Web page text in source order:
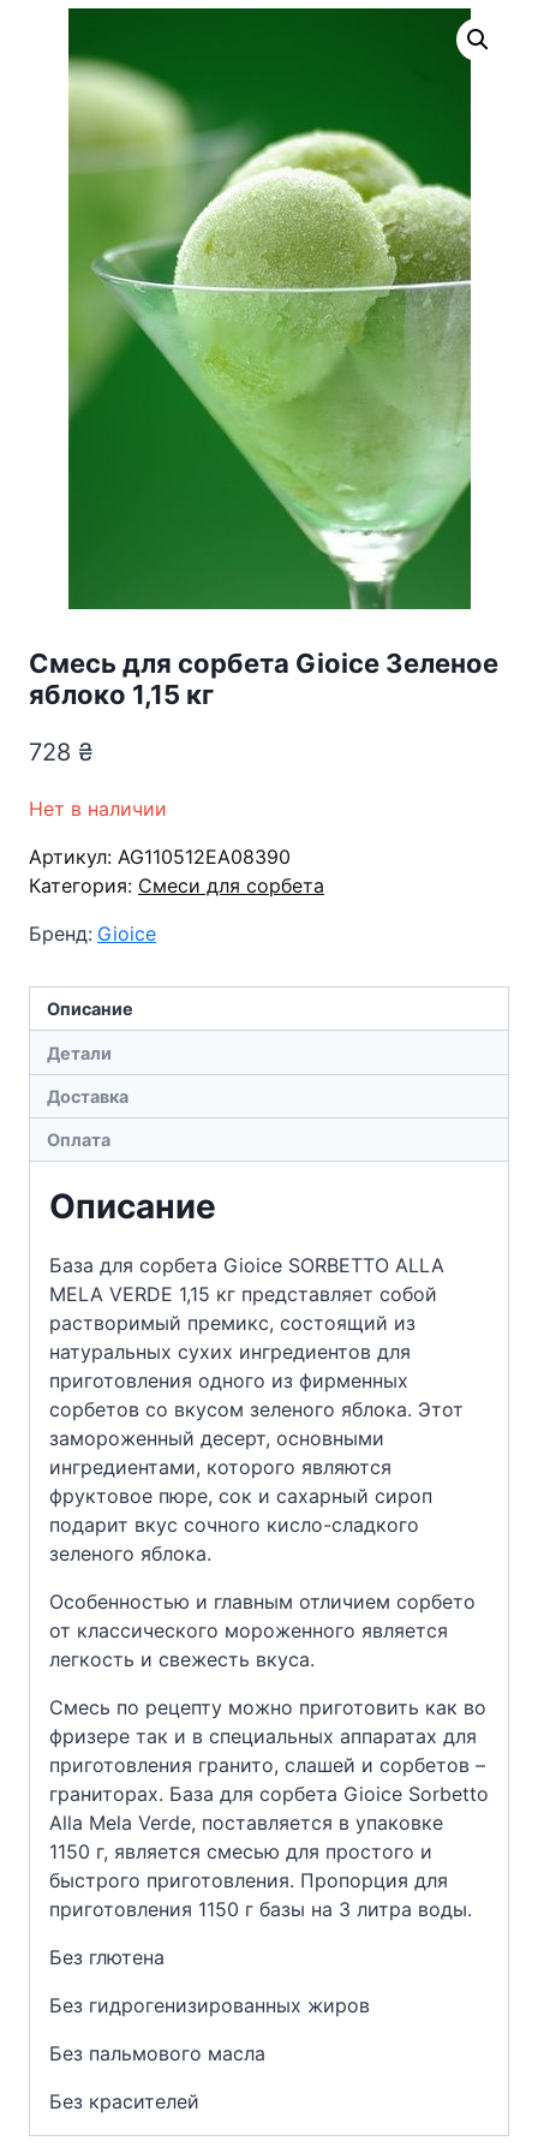
Смесь для сорбета Gioice Зеленое
яблоко 1,15 кг
728 ₴
Нет в наличии
Артикул: AG110512EA08390
Категория: Смеси для сорбета
Бренд: Gioice
Описание
Детали
Доставка
Оплата
Описание
База для сорбета Gioice SORBETTO ALLA
MELA VERDE 1,15 кг представляет собой
растворимый премикс, состоящий из
натуральных сухих ингредиентов для
приготовления одного из фирменных
сорбетов со вкусом зеленого яблока. Этот
замороженный десерт, основными
ингредиентами, которого являются
фруктовое пюре, сок и сахарный сироп
подарит вкус сочного кисло-сладкого
зеленого яблока.
Особенностью и главным отличием сорбето
от классического мороженного является
легкость и свежесть вкуса.
Смесь по рецепту можно приготовить как во
фризере так и в специальных аппаратах для
приготовления гранито, слашей и сорбетов –
граниторах. База для сорбета Gioice Sorbetto
Alla Mela Verde, поставляется в упаковке
1150 г, является смесью для простого и
быстрого приготовления. Пропорция для
приготовления 1150 г базы на 3 литра воды.
Без глютена
Без гидрогенизированных жиров
Без пальмового масла
Без красителей